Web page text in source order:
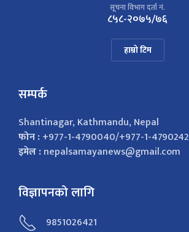
सूचना विभाग दर्ता नं.
८५८-२०७५/७६
हाम्रो टिम
सम्पर्क
Shantinagar, Kathmandu, Nepal
फोन :+977-1-4790040/+977-1-4790242
इमेल :nepalsamayanews@gmail.com
विज्ञापनको लागि
9851026421